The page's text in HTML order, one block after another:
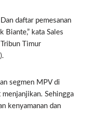
daftar pemesanan
Biante,” kata Sales
Timur
segmen MPV di
Sehingga
kenyamanan dan